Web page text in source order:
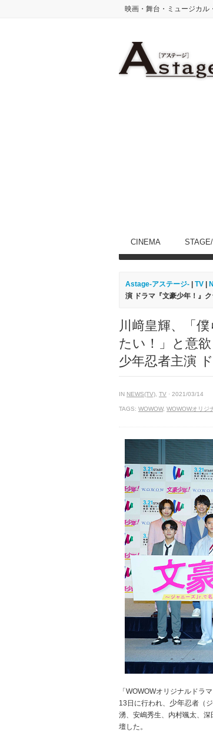
映画・舞台・ミュージカル
CINEMA
Astage-アステージ- TV
演 ドラマ『文豪少年！』
川﨑皇輝、「
たい！」と意
少年忍者主演
IN NEWS(TV) TV · 2021/03/14
TAGS: WOWOW, WOWOWオリジ
「WOWOWオリジナルドラ
13日に行われ、 少年忍者（
湧、安嶋秀生、内村颯太、
壇した。